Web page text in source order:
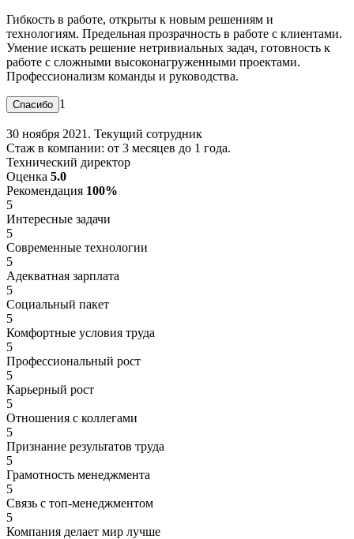
Гибкость в работе, открыты к новым решениям и
технологиям. Предельная прозрачность в работе с клиентами.
Умение искать решение нетривиальных задач, готовность к
работе с сложными высоконагруженными проектами.
Профессионализм команды и руководства.
1
30 ноября 2021. Текущий сотрудник
Стаж в компании: от 3 месяцев до 1 года.
Технический директор
Оценка 5.0
Рекомендация 100%
5
Интересные задачи
5
Современные технологии
5
Адекватная зарплата
5
Социальный пакет
5
Комфортные условия труда
5
Профессиональный рост
5
Карьерный рост
5
Отношения с коллегами
5
Признание результатов труда
5
Грамотность менеджмента
5
Связь с топ-менеджментом
5
Компания делает мир лучше